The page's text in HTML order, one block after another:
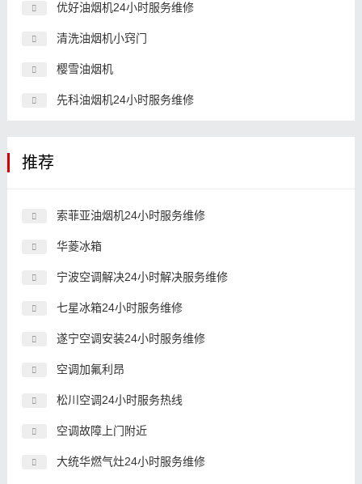
优好油烟机24小时服务维修
清洗油烟机小窍门
樱雪油烟机
先科油烟机24小时服务维修
推荐
索菲亚油烟机24小时服务维修
华菱冰箱
宁波空调解决24小时解决服务维修
七星冰箱24小时服务维修
遂宁空调安装24小时服务维修
空调加氟利昂
松川空调24小时服务热线
空调故障上门附近
大统华燃气灶24小时服务维修